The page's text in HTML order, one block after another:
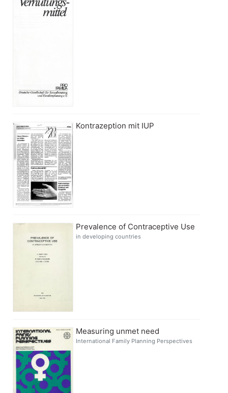
Kontrazeption mit IUP
Prevalence of Contraceptive Use
in developing countries
Measuring unmet need
International Family Planning Perspectives